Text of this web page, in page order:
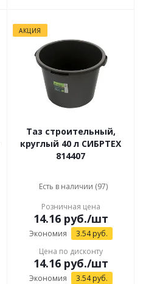
АКЦИЯ
Таз строительный,
круглый 40 л СИБРТЕХ
814407
Есть в наличии (97)
Розничная цена
14.16руб./шт
Экономия 3.54руб.
Цена по дисконту
14.16руб./шт
Экономия 3.54руб.